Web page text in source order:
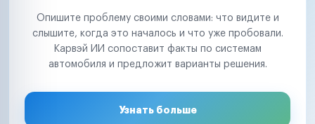
Опишите проблему своими словами: что видите и
слышите, когда это началось и что уже пробовали.
Карвэй ИИ сопоставит факты по системам
автомобиля и предложит варианты решения.
Узнать больше